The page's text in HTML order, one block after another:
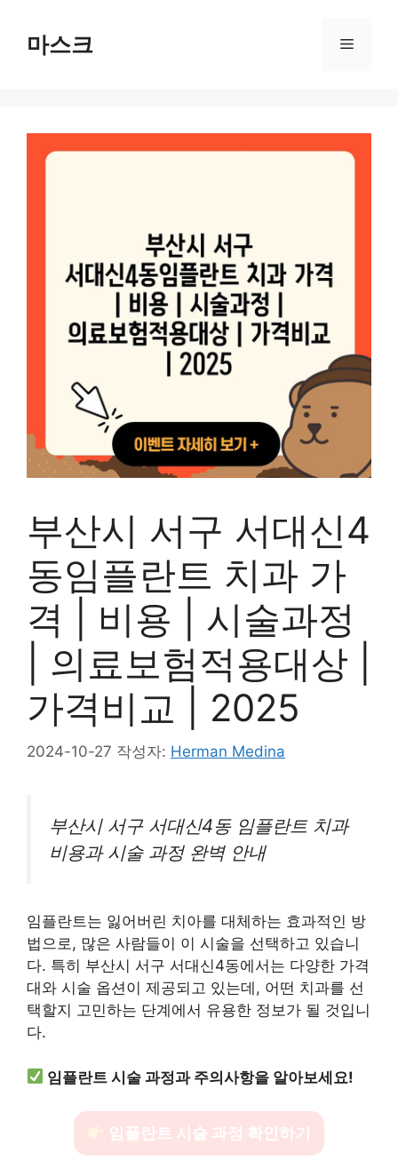
마스크 메
부산시 서구 서대신4
동임플란트 치과 가
격 | 비용 | 시술과정
| 의료보험적용대상 |
가격비교 | 2025
2024-10-27 작성자: Herman Medina
부산시 서구 서대신4동 임플란트 치과
비용과 시술 과정 완벽 안내
임플란트는 잃어버린 치아를 대체하는 효과적인 방
법으로, 많은 사람들이 이 시술을 선택하고 있습니
다. 특히 부산시 서구 서대신4동에서는 다양한 가격
대와 시술 옵션이 제공되고 있는데, 어떤 치과를 선
택할지 고민하는 단계에서 유용한 정보가 될 것입니
다.
임플란트 시술 과정과 주의사항을 알아보세요!
임플란트 시술 과정 확인하기